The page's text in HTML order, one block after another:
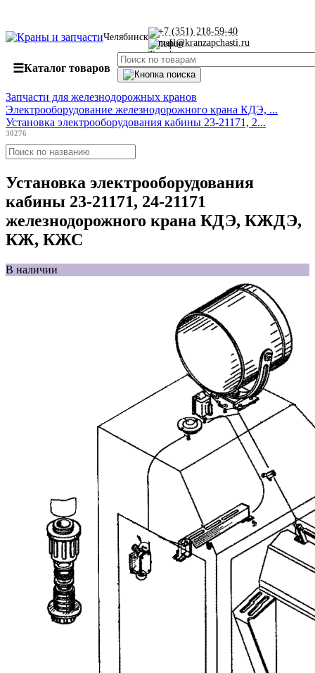
Челябинск
+7 (351) 218-59-40
mail@kranzapchasti.ru
☰Каталог товаров
Запчасти для железнодорожных кранов
Электрооборудование железнодорожного крана КДЭ, ...
Установка электрооборудования кабины 23-21171, 2...
30276
Установка электрооборудования
кабины 23-21171, 24-21171
железнодорожного крана КДЭ, КЖДЭ,
КЖ, КЖС
В наличии